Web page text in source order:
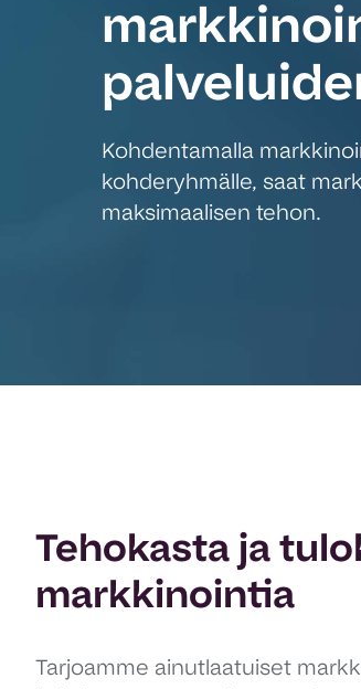
Kohdentamalla
kohderyhmälle, saat
maksimaalisen tehon.
Tehokasta ja
markkinointia
Tarjoamme ainutlaatuiset